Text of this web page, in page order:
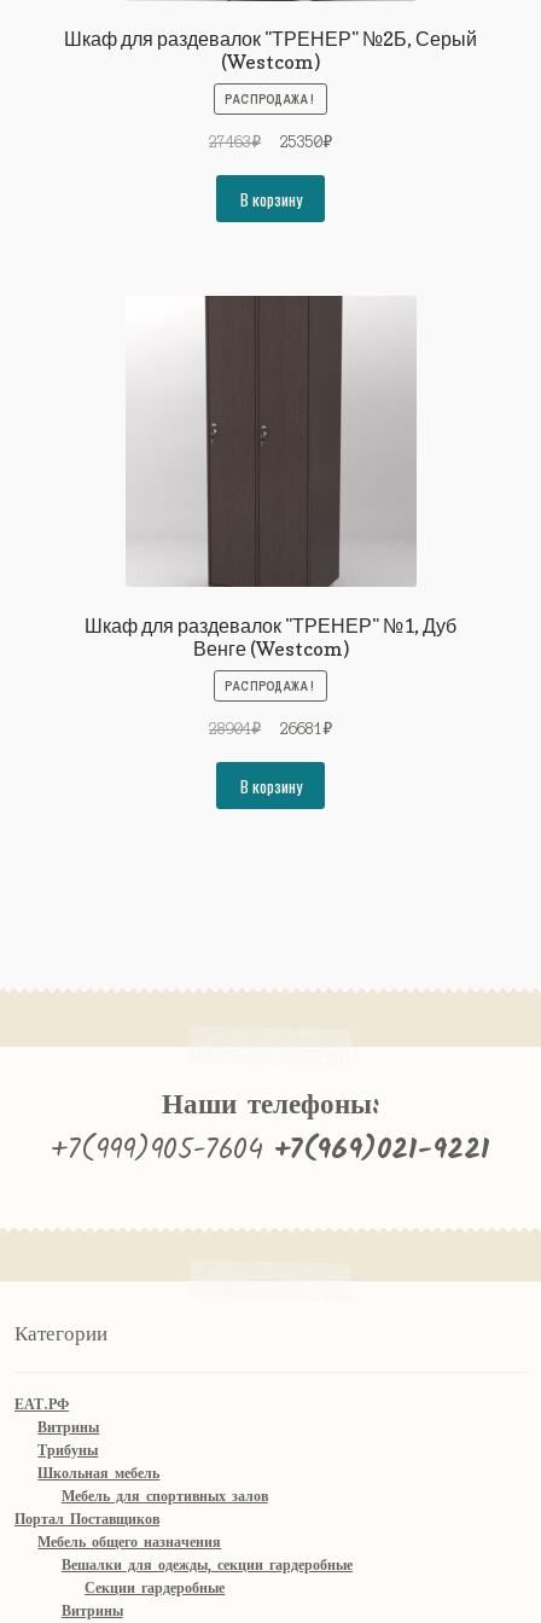
Шкаф для раздевалок "ТРЕНЕР" №2Б, Серый
(Westcom)
РАСПРОДАЖА!
27463₽
Первоначальная
составляла
27463₽.
25350₽Текущая
В корзину
Шкаф для раздевалок "ТРЕНЕР" №1, Дуб
Венге (Westcom)
РАСПРОДАЖА!
28904₽
Первоначальная
составляла
28904₽.
26681 ₽Текущая
В корзину
Наши телефоны:
+7(999)905-7604 +7(969)021-9221
Категории
ЕАТ.РФ
Витрины
Трибуны
Школьная мебель
Мебель для спортивных залов
Портал Поставщиков
Мебель общего назначения
Вешалки для одежды, секции гардеробные
Секции гардеробные
Витрины